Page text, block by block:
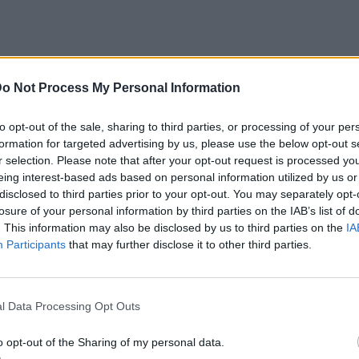
Not Process My Personal Information
opt-out of the sale, sharing to third parties, or processing of your
for targeted advertising by us, please use the below opt-out
selection. Please note that after your opt-out request is processed
interest-based ads based on personal information utilized by us
to third parties prior to your opt-out. You may separately
of your personal information by third parties on the IAB’s list of
This information may also be disclosed by us to third parties on the
Participants that may further disclose it to other third parties.
Data Processing Opt Outs
opt-out of the Sharing of my personal data.
ότι η άσκηση δεν κρατά υγιές μόνο το σώμα,
αυτό και είναι ένα απαραίτητο κομμάτι στη
ένας άνθρωπος μεγαλώνει και η υγεία του
και πιο ευάλωτη, ένας από τους καλύτερους πιο
και αποτελεσματικούς τρόπους για να την
δε και όσον αφορά τις γυναίκες, λόγω των
επέρχονται με την εμμηνόπαυση βλέπουν
σώμα τους που σχετίζονται με τη μείωση της μυϊκής